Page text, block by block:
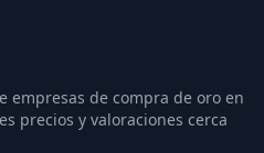
empresas de compra de oro en
precios y valoraciones cerca